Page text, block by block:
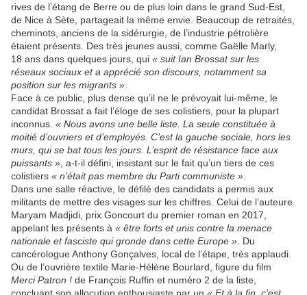
rives de l’étang de Berre ou de plus loin dans le grand Sud-Est,
de Nice à Sète, partageait la même envie. Beaucoup de retraités,
cheminots, anciens de la sidérurgie, de l’industrie pétrolière
étaient présents. Des très jeunes aussi, comme Gaëlle Marly,
18 ans dans quelques jours, qui « suit Ian Brossat sur les
réseaux sociaux et a apprécié son discours, notamment sa
position sur les migrants »
Face à ce public, plus dense qu’il ne le prévoyait lui-même, le
candidat Brossat a fait l’éloge de ses colistiers, pour la plupart
inconnus. « Nous avons une belle liste. La seule constituée à
moitié d’ouvriers et d’employés. C’est la gauche sociale, hors les
murs, qui se bat tous les jours. L’esprit de résistance face aux
puissants » , a-t-il défini, insistant sur le fait qu’un tiers de ces
colistiers « n’était pas membre du Parti communiste »
Dans une salle réactive, le défilé des candidats a permis aux
militants de mettre des visages sur les chiffres. Celui de l’auteure
Maryam Madjidi, prix Goncourt du premier roman en 2017,
appelant les présents à « être forts et unis contre la menace
nationale et fasciste qui gronde dans cette Europe » . Du
cancérologue Anthony Gonçalves, local de l’étape, très applaudi.
Ou de l’ouvrière textile Marie-Hélène Bourlard, figure du film
Merci Patron ! de François Ruffin et numéro 2 de la liste,